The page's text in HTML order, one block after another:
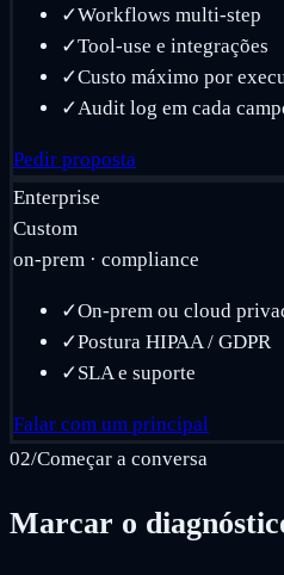
✓Workflows multi-step
✓Tool-use e integrações
✓Custo máximo por
✓Audit log em cada
Pedir proposta
Enterprise
Custom
on-prem · compliance
✓On-prem ou cloud
✓Postura HIPAA / GDPR
✓SLA e suporte
Falar com um principal
02/Começar a conversa
Marcar o